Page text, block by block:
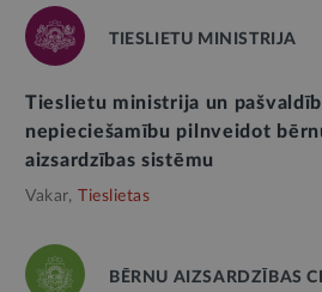
TIESLIETU MINISTRIJA
Tieslietu ministrija un
nepieciešamību pilnveidot
aizsardzības sistēmu
Vakar, Tieslietas
BĒRNU AIZSARDZĪBAS